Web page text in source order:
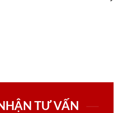
TƯ VẤN